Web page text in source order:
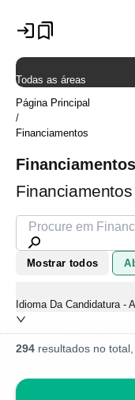
Todas as áreas
Página Principal
/
Financiamentos
Financiamentos
Financiamentos
Mostrar todos
Idioma Da Candidatura -
294 resultados no total,